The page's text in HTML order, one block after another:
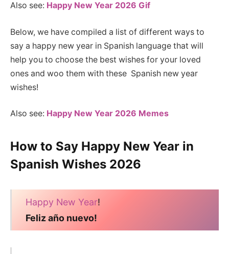
Also see: Happy New Year 2026 Gif
Below, we have compiled a list of different ways to
say a happy new year in Spanish language that will
help you to choose the best wishes for your loved
ones and woo them with these Spanish new year
wishes!
Also see: Happy New Year 2026 Memes
How to Say Happy New Year in
Spanish Wishes 2026
Happy New Year!
Feliz año nuevo!